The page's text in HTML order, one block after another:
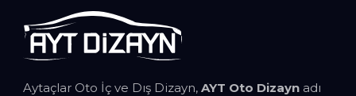
Aytaçlar Oto İç ve Dış Dizayn, AYT Oto Dizayn adı